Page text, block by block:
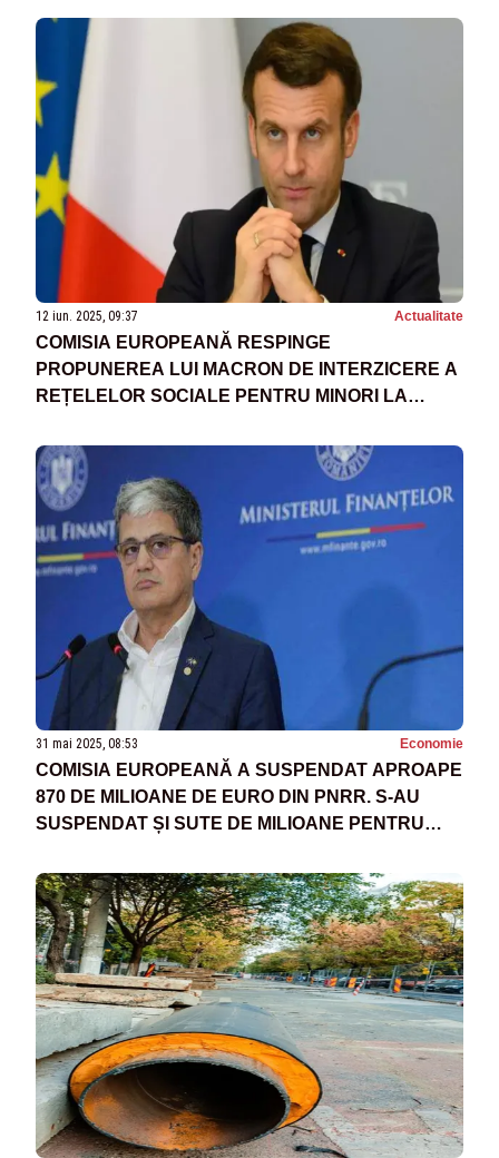
12 iun. 2025, 09:37 Actualitate
COMISIA EUROPEANĂ RESPINGE
PROPUNEREA LUI MACRON DE INTERZICERE A
REȚELELOR SOCIALE PENTRU MINORI LA
31 mai 2025, 08:53 Economie
COMISIA EUROPEANĂ A SUSPENDAT APROAPE
870 DE MILIOANE DE EURO DIN PNRR. S-AU
SUSPENDAT ȘI SUTE DE MILIOANE PENTRU